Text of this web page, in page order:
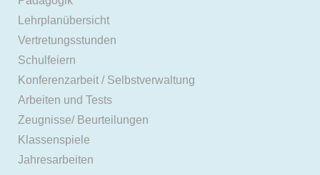
Lehrplanübersicht
Vertretungsstunden
Schulfeiern
Konferenzarbeit / Selbstverwaltung
Arbeiten und Tests
Zeugnisse/ Beurteilungen
Klassenspiele
Jahresarbeiten